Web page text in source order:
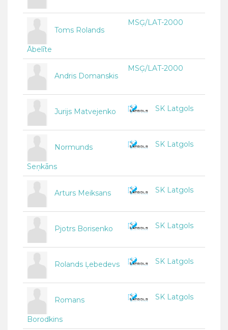
Toms Rolands
Ābelīte
MSĢ/LAT-2000
Andris Domanskis
MSĢ/LAT-2000
Jurijs Matvejenko SK Latgols
Normunds
Seņkāns
SK Latgols
Arturs Meiksans SK Latgols
Pjotrs Borisenko SK Latgols
Rolands Ļebedevs SK Latgols
Romans
Borodkins
SK Latgols